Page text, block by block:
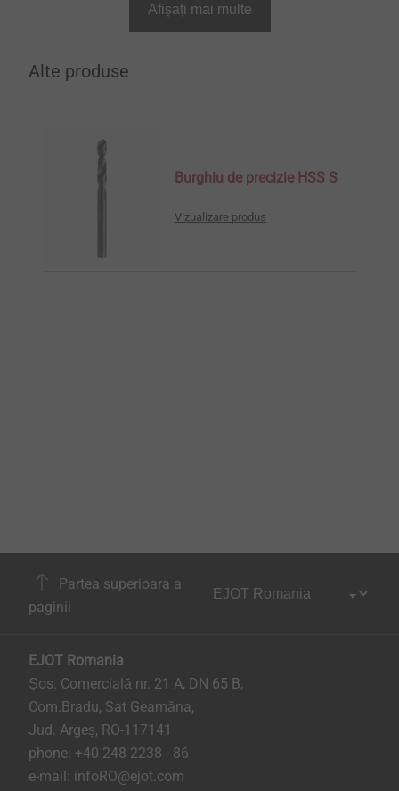
Afișați mai multe
Alte produse
Burghiu de precizie HSS S
Vizualizare produs
Partea superioara a
paginii
EJOT Romania
Șos. Comercială nr. 21 A, DN 65 B,
Com.Bradu, Sat Geamăna,
Jud. Argeș, RO-117141
phone: +40 248 2238 - 86
e-mail: infoRO@ejot.com